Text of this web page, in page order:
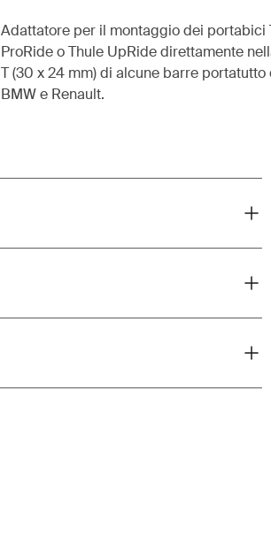
Adattatore per il montaggio dei portabici
ProRide o Thule UpRide direttamente
T (30 x 24 mm) di alcune barre portatutto
BMW e Renault.